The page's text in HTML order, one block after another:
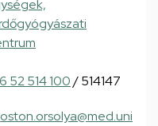
52 514 100/ 514147